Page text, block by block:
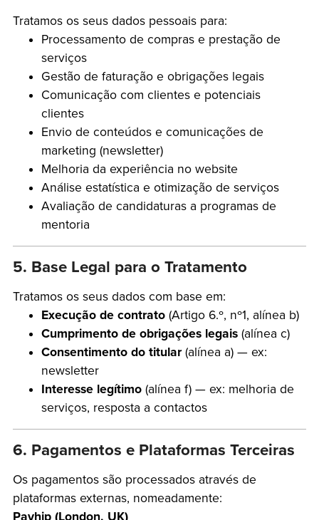
Tratamos os seus dados pessoais para:
Processamento de compras e prestação de
serviços
Gestão de faturação e obrigações legais
Comunicação com clientes e potenciais
clientes
Envio de conteúdos e comunicações de
marketing (newsletter)
Melhoria da experiência no website
Análise estatística e otimização de serviços
Avaliação de candidaturas a programas de
mentoria
5. Base Legal para o Tratamento
Tratamos os seus dados com base em:
Execução de contrato(Artigo 6.º, nº1, alínea b)
Cumprimento de obrigações legais(alínea c)
Consentimento do titular(alínea a) — ex:
newsletter
Interesse legítimo(alínea f) — ex: melhoria de
serviços, resposta a contactos
6. Pagamentos e Plataformas Terceiras
Os pagamentos são processados através de
plataformas externas, nomeadamente: